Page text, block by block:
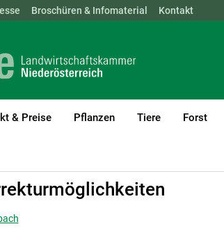
ÖSTERREICH BGLD KTN NÖ OÖ SBG
Broschüren & Infomaterial Kontakt
& Preise Pflanzen Tiere Forst